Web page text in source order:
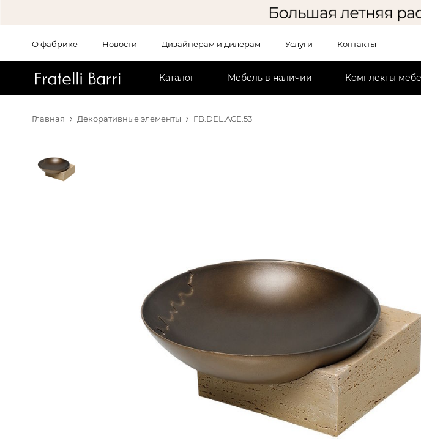
О фабрике Новости Дизайнерам и дилерам Услуги Контакты
Каталог Мебель в наличии Комплекты
Главная Декоративные элементы FB.DEL.ACE.53